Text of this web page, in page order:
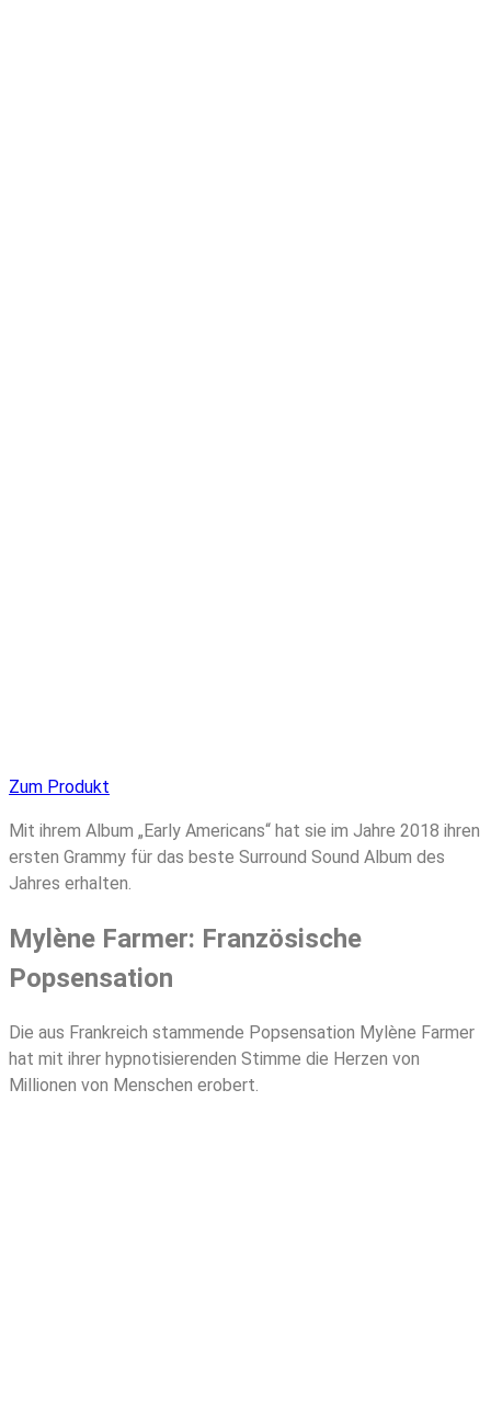
Zum Produkt
Mit ihrem Album „Early Americans“ hat sie im Jahre 2018 ihren
ersten Grammy für das beste Surround Sound Album des
Jahres erhalten.
Mylène Farmer: Französische
Popsensation
Die aus Frankreich stammende Popsensation Mylène Farmer
hat mit ihrer hypnotisierenden Stimme die Herzen von
Millionen von Menschen erobert.